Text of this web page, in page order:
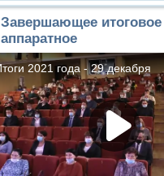
Завершающее
аппаратное